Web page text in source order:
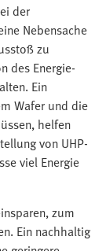
der
Nebensache
zu
des Energie-
Ein
Wafer und die
helfen
von UHP-
viel Energie
zum
Ein nachhaltig